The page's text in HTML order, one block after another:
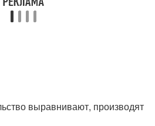
выравнивают, производят